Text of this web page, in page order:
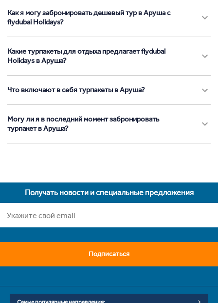
Как я могу забронировать дешевый тур в Аруша с
flydubai Holidays?
Какие турпакеты для отдыха предлагает flydubai
Holidays в Аруша?
Что включают в себя турпакеты в Аруша?
Могу ли я в последний момент забронировать
турпакет в Аруша?
Получать новости и специальные предложения
Подписаться